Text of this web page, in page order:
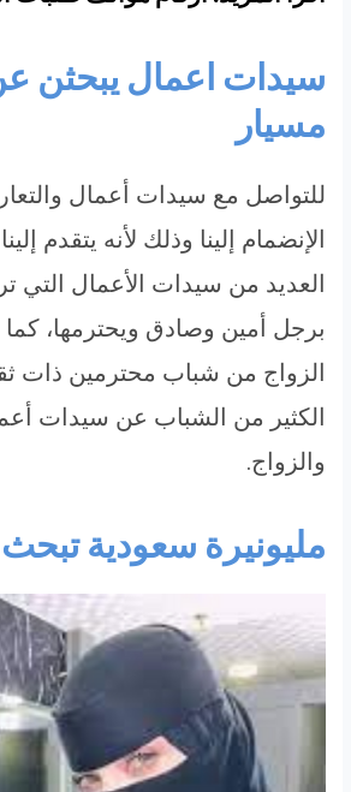
سيدات اعمال يبحثن
مسيار
للتواصل مع سيدات أعمال
الإنضمام إلينا وذلك لأنه يتقدم
العديد من سيدات الأعمال التي
برجل أمين وصادق ويحترمها،
الزواج من شباب محترمين ذات
الكثير من الشباب عن سيدات
والزواج.
مليونيرة سعودية